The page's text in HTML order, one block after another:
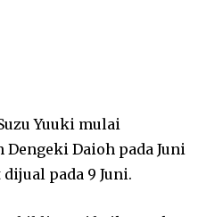
Yuuki mulai
Daioh pada Juni
pada 9 Juni.